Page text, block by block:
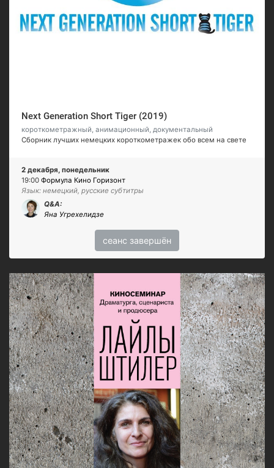
Next Generation Short Tiger (2019)
короткометражный, анимационный, документальный
Сборник лучших немецких короткометражек обо всем на свете
2 декабря, понедельник
19:00 Формула Кино Горизонт
Язык: немецкий, русские субтитры
Q&A:
Яна Угрехелидзе
сеанс завершён